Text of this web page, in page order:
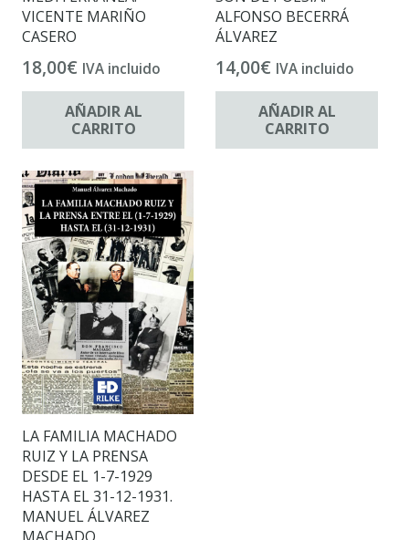
VICENTE MARIÑO
CASERO
18,00€ IVA incluido
AÑADIR AL
CARRITO
ALFONSO BECERRÁ
ÁLVAREZ
14,00€ IVA incluido
AÑADIR AL
CARRITO
LA FAMILIA MACHADO
RUIZ Y LA PRENSA
DESDE EL 1-7-1929
HASTA EL 31-12-1931.
MANUEL ÁLVAREZ